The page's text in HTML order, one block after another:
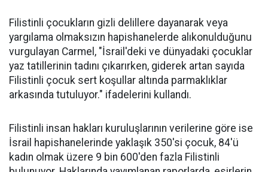
Filistinli çocukların gizli delillere dayanarak veya
yargılama olmaksızın hapishanelerde alıkonulduğunu
vurgulayan Carmel, "İsrail'deki ve dünyadaki çocuklar
yaz tatillerinin tadını çıkarırken, giderek artan sayıda
Filistinli çocuk sert koşullar altında parmaklıklar
arkasında tutuluyor." ifadelerini kullandı.
Filistinli insan hakları kuruluşlarının verilerine göre ise
İsrail hapishanelerinde yaklaşık 350'si çocuk, 84'ü
kadın olmak üzere 9 bin 600'den fazla Filistinli